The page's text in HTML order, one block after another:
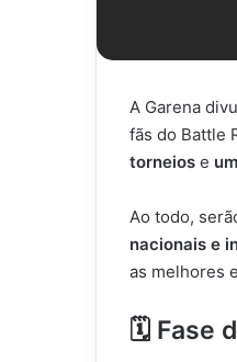
A Garena
fãs do Battle
torneios e
Ao todo,
nacionais e
as melhores
🗓️ Fase